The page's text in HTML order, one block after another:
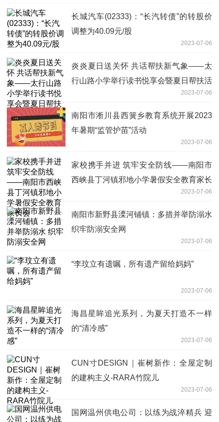
长城汽车(02333)：“长汽转债”的转股价
调整为40.09元/股
2023-07-06
炎炎夏日送关怀 共话帮扶新气象——太
行山路小学举行读书悦享会暨夏日帮扶活
2023-07-06
南阳市淅川县西簧乡教育系统开展2023
年暑期“监管护苗”活动
2023-07-06
家校携手并进 筑牢安全防线——南阳市
西峡县丁河镇邪地小学暑假安全教育家长
2023-07-06
南阳市新野县溧河铺镇：多措并举防溺水
织牢防溺安全网
2023-07-06
“李玟立有遗嘱，所有遗产留给妈妈”
2023-07-06
海昌星眸追光系列，为夏天打造不一样
的“清冷感”
2023-07-06
CUN寸DESIGN｜崔树新作：全屋定制
的建构主义-RARA竹院儿
2023-07-06
国网温州供电公司：以练为战淬精兵 迎